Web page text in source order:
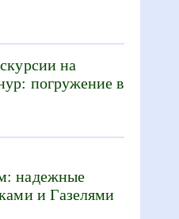
на
погружение в
надежные
и Газелями